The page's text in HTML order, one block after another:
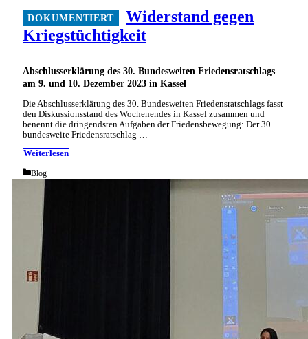
Abschlusserklärung des 30. Bundesweiten Friedensratschlags
am 9. und 10. Dezember 2023 in Kassel
Widerstand gegen
Kriegstüchtigkeit
Die Abschlusserklärung des 30. Bundesweiten Friedensratschlags fasst
den Diskussionsstand des Wochenendes in Kassel zusammen und
benennt die dringendsten Aufgaben der Friedensbewegung: Der 30.
bundesweite Friedensratschlag …
Weiterlesen
Categories
Blog